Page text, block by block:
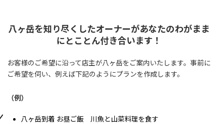
八ヶ岳を知り尽くしたオーナーがあなたのわがまま
にとことん付き合います！
お客様のご希望に沿って店主が八ヶ岳をご案内いたします。事前に
ご希望を伺い、例えば下記のようにプランを作成します。
（例）
八ヶ岳到着 お昼ご飯 川魚と山菜料理を食す